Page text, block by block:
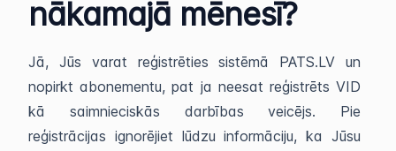
nākamajā mēnesī?
Jā, Jūs varat reģistrēties sistēmā PATS.LV un
nopirkt abonementu, pat ja neesat reģistrēts VID
kā saimnieciskās darbības veicējs. Pie
reģistrācijas ignorējiet lūdzu informāciju, ka Jūsu